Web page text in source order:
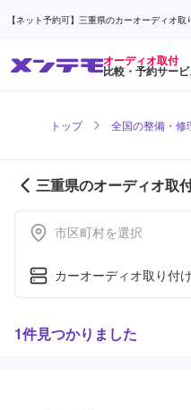
【ネット予約可】三重県のカーオーディオ
オーディオ取付
比較・予約サービ
トップ 全国の整備・修
三重県のオーディオ取
紹介 (1ページ目)
市区町村を選択
カーオーディオ取り付け
1件見つかりました